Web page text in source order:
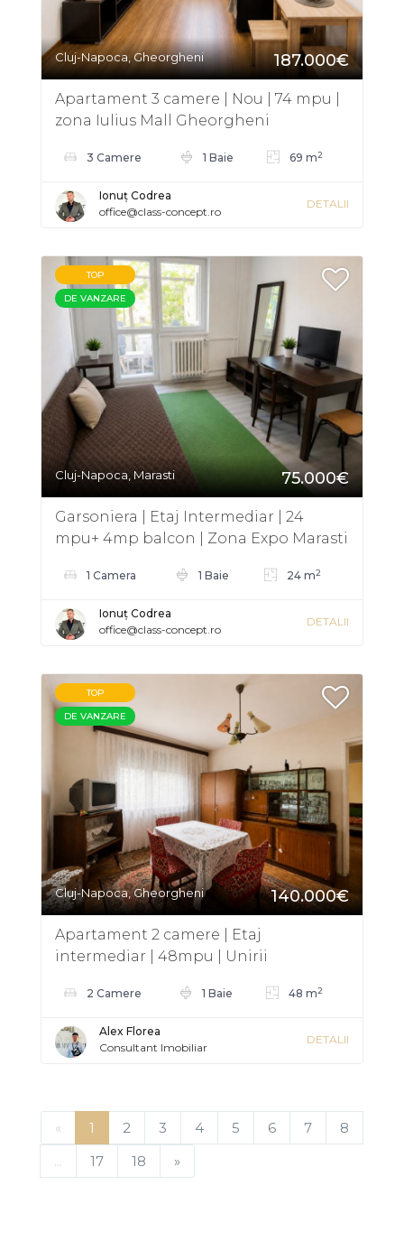
Cluj-Napoca, Gheorgheni 187.000€
Apartament 3 camere | Nou | 74 mpu |
zona Iulius Mall Gheorgheni
3 Camere 1 Baie 69 m2
Ionuț Codrea
office@class-concept.ro
DETALII
TOP
DE VANZARE
Cluj-Napoca, Marasti 75.000€
Garsoniera | Etaj Intermediar | 24
mpu+ 4mp balcon | Zona Expo Marasti
1 Camera 1 Baie 24 m2
Ionuț Codrea
office@class-concept.ro
DETALII
TOP
DE VANZARE
Cluj-Napoca, Gheorgheni 140.000€
Apartament 2 camere | Etaj
intermediar | 48mpu | Unirii
2 Camere 1 Baie 48 m2
Alex Florea
Consultant Imobiliar
DETALII
« 1 2 3 4 5 6 7
8
...
17 18 »